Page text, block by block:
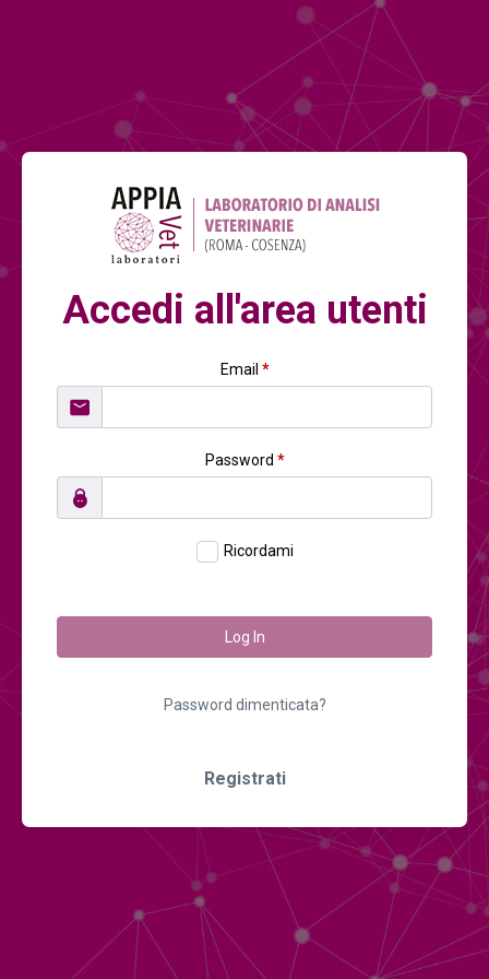
Accedi all'area utenti
Email *
Password *
Ricordami
Log In
Password dimenticata?
Registrati